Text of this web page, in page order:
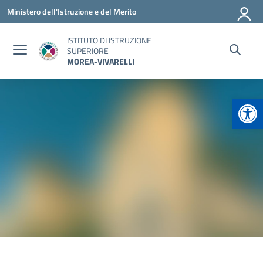
Vai ai contenuti
Vai al menu di navigazione
Vai al footer
Ministero dell'Istruzione e del Merito
ISTITUTO DI ISTRUZIONE
SUPERIORE
MOREA-VIVARELLI